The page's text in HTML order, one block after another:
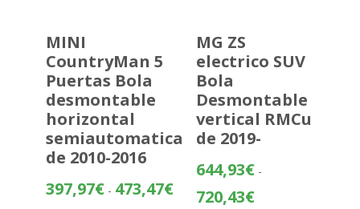
MINI
CountryMan 5
Puertas Bola
desmontable
horizontal
semiautomatica
de 2010-2016
397,97€ - 473,47€Rango
MG ZS
electrico SUV
Bola
Desmontable
vertical RMCu
de 2019-
644,93€ -
720,43€Rango